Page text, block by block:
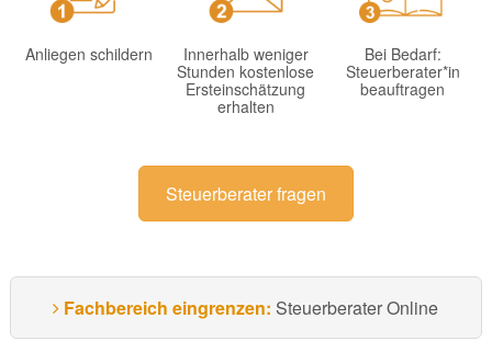
Anliegen schildern
Innerhalb weniger
Stunden kostenlose
Ersteinschätzung
erhalten
Bei Bedarf:
Steuerberater*in
beauftragen
Steuerberater fragen
Fachbereich eingrenzen: Steuerberater Online